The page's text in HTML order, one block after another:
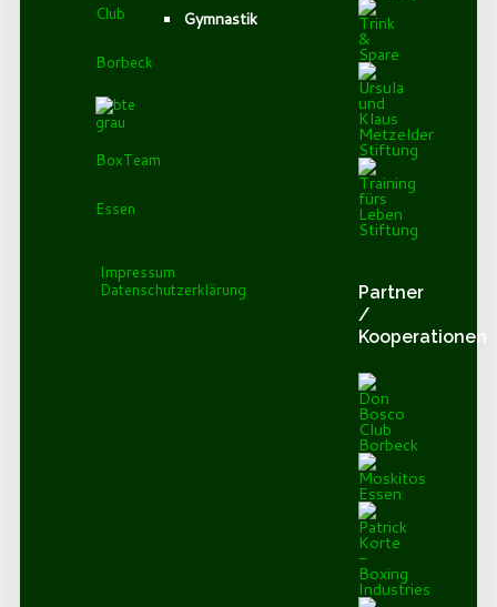
Club
Borbeck
BoxTeam
Essen
Impressum
Datenschutzerklärung
Gymnastik
Partner
/
Kooperationen